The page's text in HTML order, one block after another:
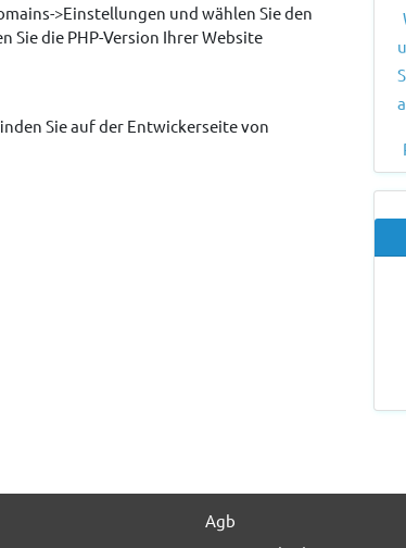
>Einstellungen und wählen Sie den
die PHP-Version Ihrer Website
Sie auf der Entwickerseite von
Agb